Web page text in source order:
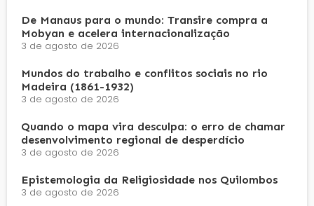
De Manaus para o mundo: Transire compra a
Mobyan e acelera internacionalização
3 de agosto de 2026
Mundos do trabalho e conflitos sociais no rio
Madeira (1861-1932)
3 de agosto de 2026
Quando o mapa vira desculpa: o erro de chamar
desenvolvimento regional de desperdício
3 de agosto de 2026
Epistemologia da Religiosidade nos Quilombos
3 de agosto de 2026